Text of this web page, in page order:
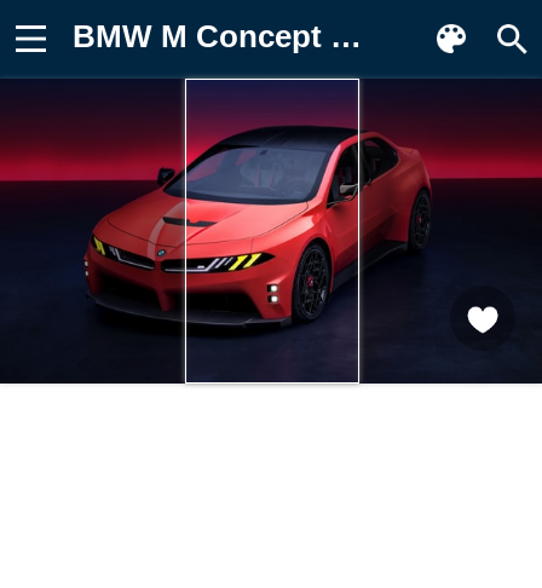
BMW M Concept Neue Klasse, 8K Обои